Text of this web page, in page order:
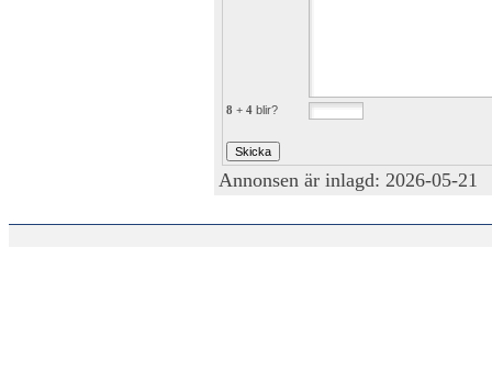
8 + 4 blir?
Annonsen är inlagd: 2026-05-21